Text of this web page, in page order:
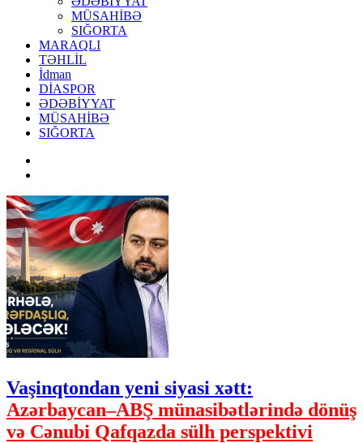
MÜSAHİBƏ
SIĞORTA
MARAQLI
TƏHLİL
İdman
DİASPOR
ƏDƏBİYYAT
MÜSAHİBƏ
SIĞORTA
Vaşinqtondan yeni siyasi xətt:
Azərbaycan–ABŞ münasibətlərində dönüş
və Cənubi Qafqazda sülh perspektivi